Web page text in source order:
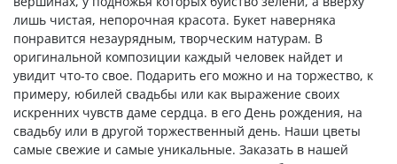
лишь чистая, непорочная красота. Букет наверняка
понравится незаурядным, творческим натурам. В
оригинальной композиции каждый человек найдет и
увидит что-то свое. Подарить его можно и на торжество, к
примеру, юбилей свадьбы или как выражение своих
искренних чувств даме сердца. в его День рождения, на
свадьбу или в другой торжественный день. Наши цветы
самые свежие и самые уникальные. Заказать в нашей